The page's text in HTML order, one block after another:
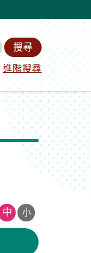
進階搜尋
中 小